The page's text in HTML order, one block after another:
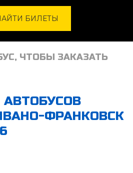
ЧТОБЫ ЗАКАЗАТЬ
ФРАНКОВСК